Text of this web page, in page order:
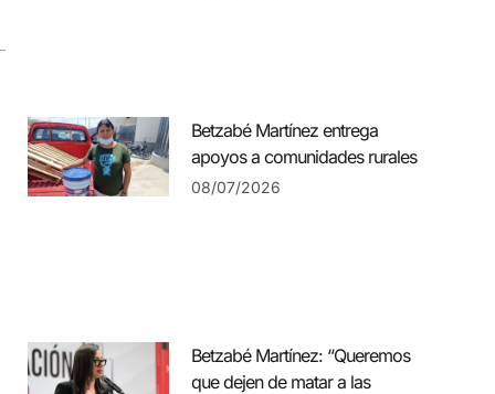
Betzabé Martínez entrega
apoyos a comunidades rurales
08/07/2026
Betzabé Martínez: “Queremos
que dejen de matar a las